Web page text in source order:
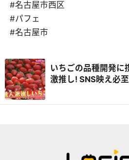
#名古屋市西区
#パフェ
#名古屋市
いちごの品種開発に
激推し! SNS映え必